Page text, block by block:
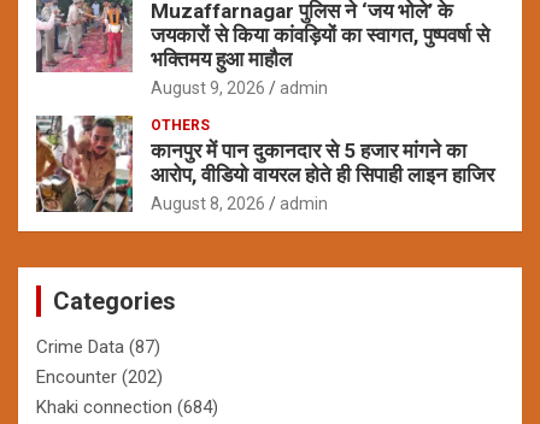
Muzaffarnagar पुलिस ने ‘जय भोले’ के
जयकारों से किया कांवड़ियों का स्वागत, पुष्पवर्षा से
भक्तिमय हुआ माहौल
August 9, 2026 admin
OTHERS
कानपुर में पान दुकानदार से 5 हजार मांगने का
आरोप, वीडियो वायरल होते ही सिपाही लाइन हाजिर
August 8, 2026 admin
Categories
Crime Data (87)
Encounter (202)
Khaki connection (684)